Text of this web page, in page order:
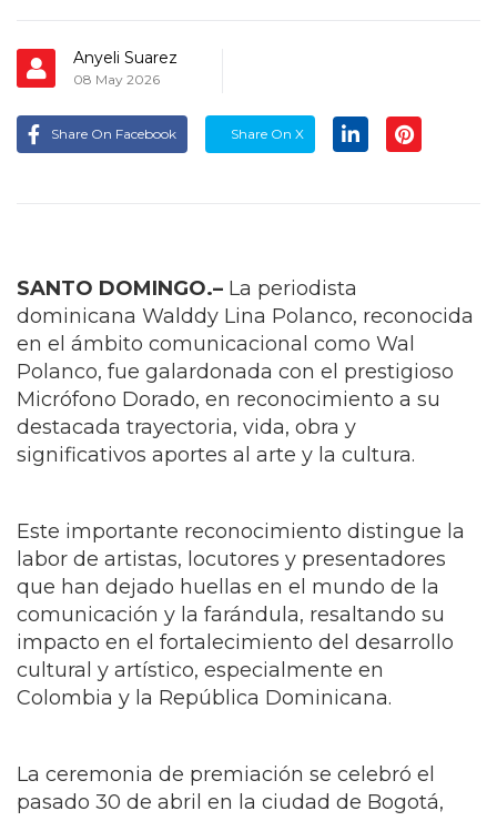
Anyeli Suarez
08 May 2026
Share On Facebook Share On X
SANTO DOMINGO.– La periodista
dominicana Walddy Lina Polanco, reconocida
en el ámbito comunicacional como Wal
Polanco, fue galardonada con el prestigioso
Micrófono Dorado, en reconocimiento a su
destacada trayectoria, vida, obra y
significativos aportes al arte y la cultura.
Este importante reconocimiento distingue la
labor de artistas, locutores y presentadores
que han dejado huellas en el mundo de la
comunicación y la farándula, resaltando su
impacto en el fortalecimiento del desarrollo
cultural y artístico, especialmente en
Colombia y la República Dominicana.
La ceremonia de premiación se celebró el
pasado 30 de abril en la ciudad de Bogotá,